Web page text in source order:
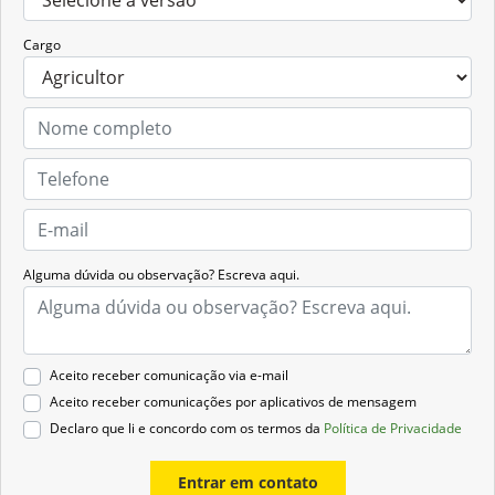
Cargo
Alguma dúvida ou observação? Escreva aqui.
Aceito receber comunicação via e-mail
Aceito receber comunicações por aplicativos de mensagem
Declaro que li e concordo com os termos da Política de Privacidade
Entrar em contato